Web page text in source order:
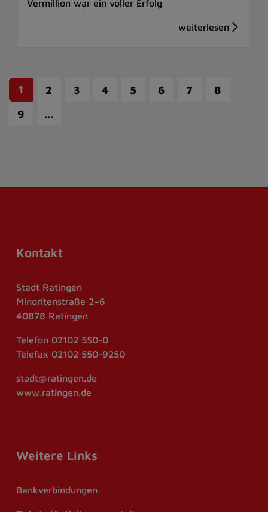
Vermillion war ein voller Erfolg
1 2 3 4 5 6 7
8
9
…
Kontakt
Stadt Ratingen
Minoritenstraße 2–6
40878 Ratingen
Telefon 02102 550-0
Telefax 02102 550-9250
stadt@ratingen.de
www.ratingen.de
Weitere Links
Bankverbindungen